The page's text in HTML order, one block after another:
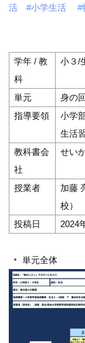
活
#小学生活 #
学年 / 教
科
小３/
単元
身の
指導要領
小学
生活
教科書会
社
せい
授業者
加藤
校）
投稿日
2024
単元全体